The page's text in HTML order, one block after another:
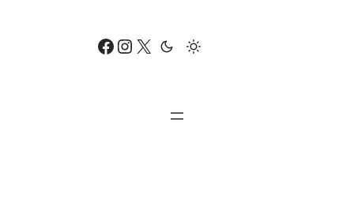
Facebook Instagram X